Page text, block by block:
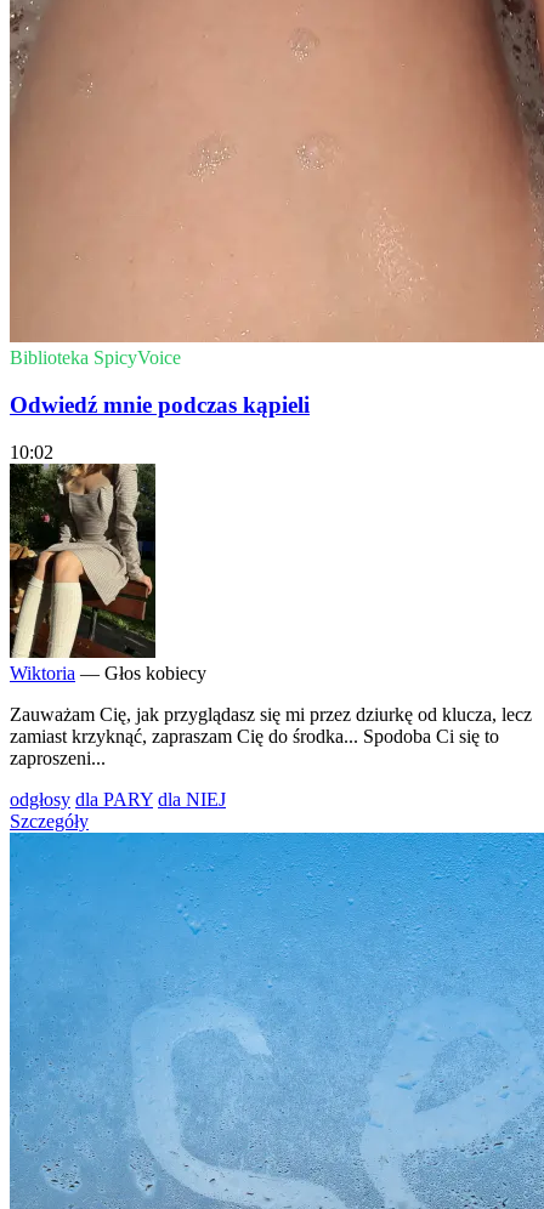
Biblioteka SpicyVoice
Odwiedź mnie podczas kąpieli
10:02
Wiktoria — Głos kobiecy
Zauważam Cię, jak przyglądasz się mi przez dziurkę od klucza, lecz
zamiast krzyknąć, zapraszam Cię do środka... Spodoba Ci się to
zaproszeni...
odgłosy dla PARY dla NIEJ
Szczegóły